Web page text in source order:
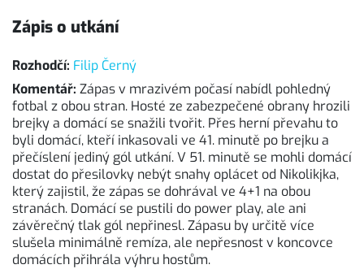
Zápis o utkání
Rozhodčí: Filip Černý
Komentář: Zápas v mrazivém počasí nabídl pohledný
fotbal z obou stran. Hosté ze zabezpečené obrany hrozili
brejky a domácí se snažili tvořit. Přes herní převahu to
byli domácí, kteří inkasovali ve 41. minutě po brejku a
přečíslení jediný gól utkání. V 51. minutě se mohli domácí
dostat do přesilovky nebýt snahy oplácet od Nikolikjka,
který zajistil, že zápas se dohrával ve 4+1 na obou
stranách. Domácí se pustili do power play, ale ani
závěrečný tlak gól nepřinesl. Zápasu by určitě více
slušela minimálně remíza, ale nepřesnost v koncovce
domácích přihrála výhru hostům.